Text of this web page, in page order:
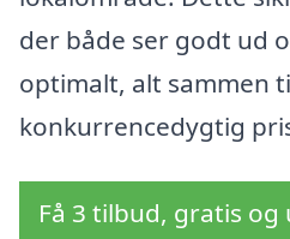
der både ser godt ud
optimalt, alt sammen
konkurrencedygtig
Få 3 tilbud, gratis